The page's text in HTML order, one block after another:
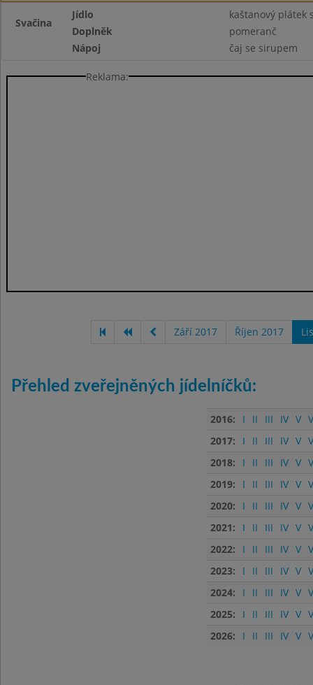
Svačina
Jídlo
kaštanový plátek
Doplněk
pomeranč
Nápoj
čaj se sirupem
Reklama:
Září 2017 Říjen 2017
Přehled zveřejněných jídelníčků:
2016: I II III IV V
2017:
I II III IV V
2018:
I II III IV V
2019:
I II III IV V
2020:
I II III IV V
2021:
I II III IV V
2022:
I II III IV V
2023:
I II III IV V
2024:
I II III IV V
2025:
I II III IV V
2026:
I II III IV V